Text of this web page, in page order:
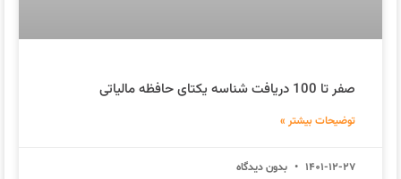
صفر تا 100 دریافت شناسه یکتای حافظه مالیاتی
توضیحات بیشتر »
1401-12-27 بدون دیدگاه